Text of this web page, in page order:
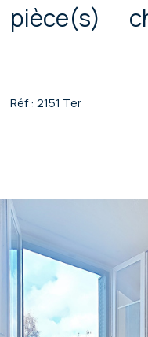
pièce(s)
Réf : 2151 Ter